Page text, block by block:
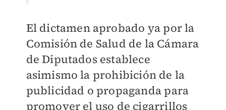
El dictamen aprobado ya por la
Comisión de Salud de la Cámara
de Diputados establece
asimismo la prohibición de la
publicidad o propaganda para
promover el uso de cigarrillos